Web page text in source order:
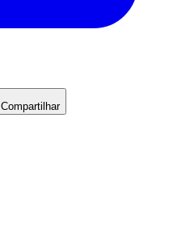
Compartilhar